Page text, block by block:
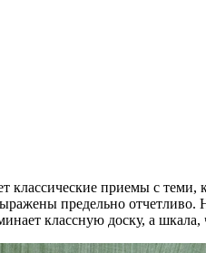
классические приемы с
предельно
классную доску, а